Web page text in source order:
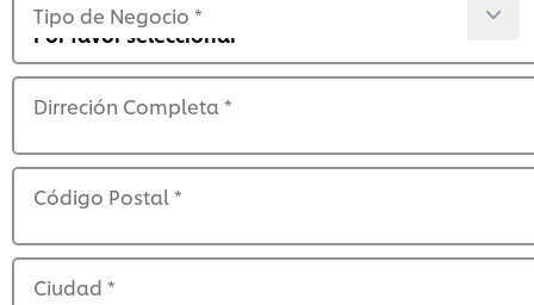
Tipo de Negocio *
Dirreción Completa *
Código Postal*
Ciudad *